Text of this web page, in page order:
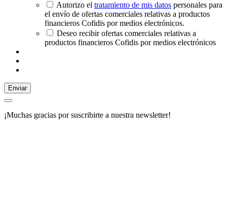
Autorizo el tratamiento de mis datos personales para
el envío de ofertas comerciales relativas a productos
financieros Cofidis por medios electrónicos.
Deseo recibir ofertas comerciales relativas a
productos financieros Cofidis por medios electrónicos
Enviar
¡Muchas gracias por suscribirte a nuestra newsletter!